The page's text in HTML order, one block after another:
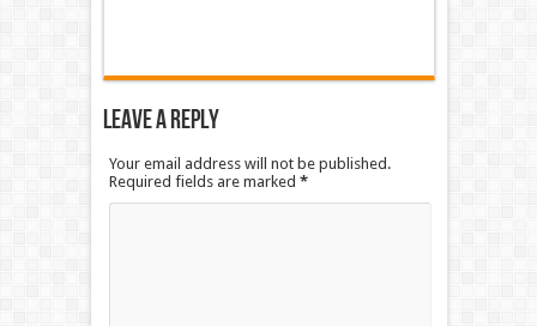
Leave a Reply
Your email address will not be published.
Required fields are marked *